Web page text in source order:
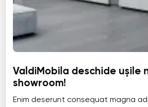
ValdiMobila deschide ușile
showroom!
Enim deserunt consequat magna